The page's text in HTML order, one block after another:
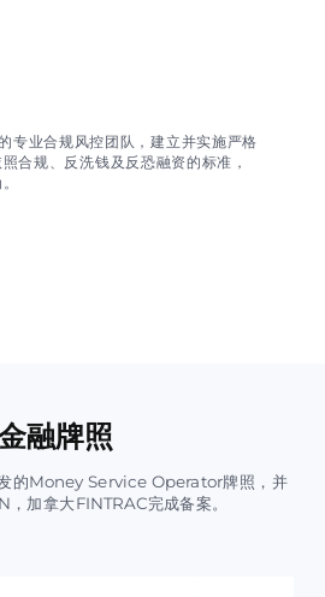
专业合规风控团队，建立并实施严格
合规、反洗钱及反恐融资的标准，
融牌照
的Money Service Operator牌照，并
，加拿大FINTRAC完成备案。